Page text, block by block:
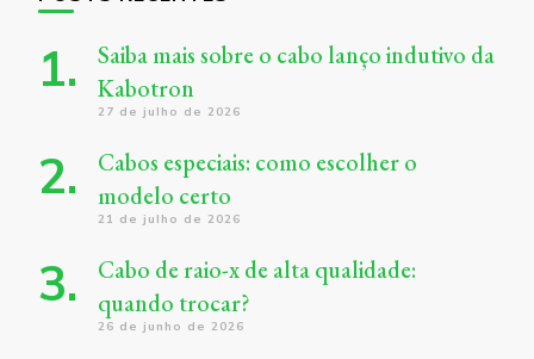
Saiba mais sobre o cabo lanço indutivo da
Kabotron
27 de julho de 2026
Cabos especiais: como escolher o
modelo certo
21 de julho de 2026
Cabo de raio-x de alta qualidade:
quando trocar?
26 de junho de 2026